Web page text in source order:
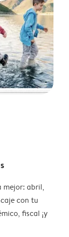
mejor: abril,
con tu
fiscal ¡y